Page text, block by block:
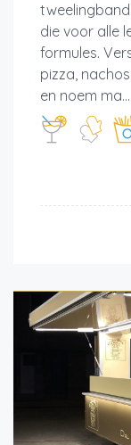
die voor alle
formules.
pizza,
en noem ma...